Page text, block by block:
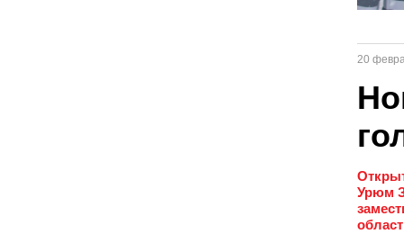
20
Урюм